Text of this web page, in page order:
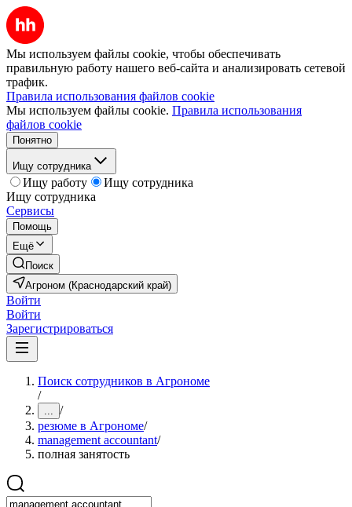
Мы используем файлы cookie, чтобы обеспечивать
правильную работу нашего веб-сайта и анализировать сетевой
трафик.
Правила использования файлов cookie
Мы используем файлы cookie. Правила использования
файлов cookie
Понятно
Ищу сотрудника
Ищу работу
Ищу сотрудника
Ищу сотрудника
Сервисы
Помощь
Ещё
Поиск
Агроном (Краснодарский край)
Войти
Войти
Зарегистрироваться
Поиск сотрудников в Агрономе
/
... /
резюме в Агрономе/
management accountant/
полная занятость